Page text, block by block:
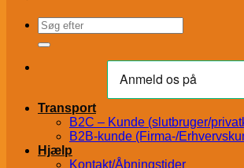
Søg
efter:
Transport
B2C – Kunde (slutbruger/
B2B-kunde (Firma-/
Hjælp
Kontakt/Åbningstider